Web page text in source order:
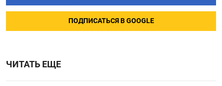
ПОДПИСАТЬСЯ В GOOGLE
ЧИТАТЬ ЕЩЕ